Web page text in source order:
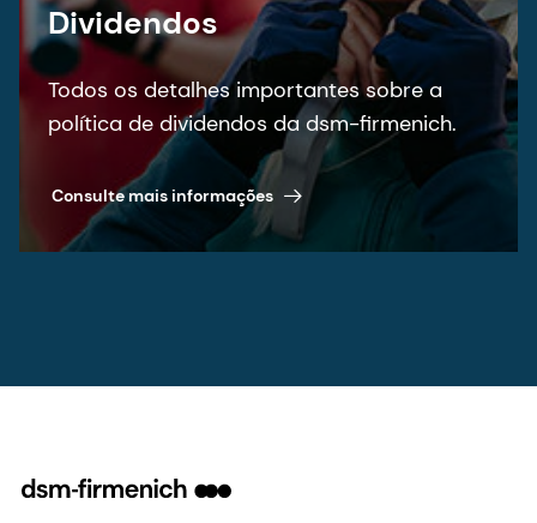
Dividendos
Todos os detalhes importantes sobre a
política de dividendos da dsm-firmenich.
Consulte mais informações